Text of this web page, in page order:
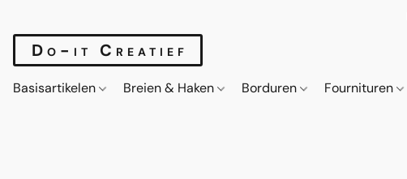
Do-it Creatief
Basisartikelen Breien & Haken Borduren Fournituren